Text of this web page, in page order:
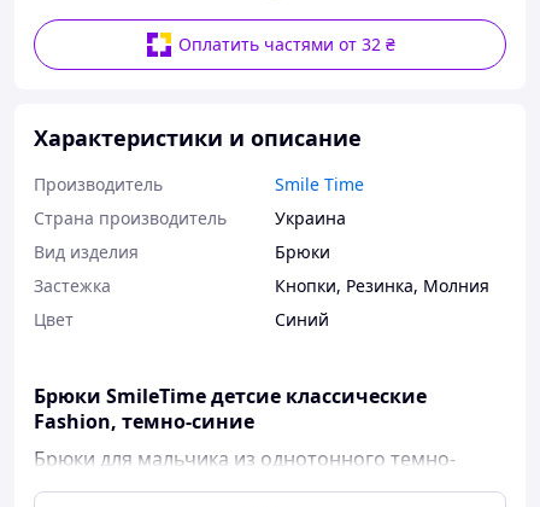
Оплатить частями от 32 ₴
Характеристики и описание
Производитель
Smile Time
Страна производитель
Украина
Вид изделия
Брюки
Застежка
Кнопки, Резинка, Молния
Цвет
Синий
Брюки SmileTime детсие классические
Fashion, темно-синие
Брюки для мальчика из однотонного темно-